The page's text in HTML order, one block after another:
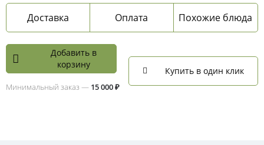
Доставка Оплата Похожие блюда
Добавить в
корзину
Минимальный заказ — 15 000 ₽
Купить в один клик